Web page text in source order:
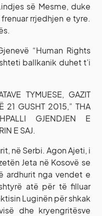
së Mesme, duke
rrjedhjen e tyre.
“Human Rights
ballkanik duhet t’i
TYMUESE, GAZIT
21 GUSHT 2015,” THA
GJENDJEN E
E SAJ.
në Serbi. Agon Ajeti, i
Jeta në Kosovë se
ardhurit nga vendet e
atë për të filluar
Luginën për shkak
dhe kryengritësve